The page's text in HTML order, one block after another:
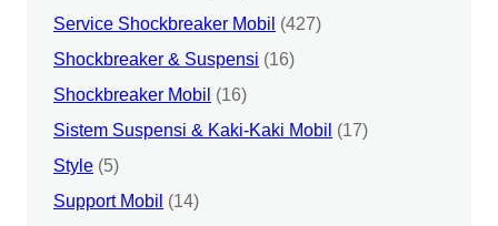
Service Shockbreaker Mobil (427)
Shockbreaker & Suspensi (16)
Shockbreaker Mobil (16)
Sistem Suspensi & Kaki-Kaki Mobil (17)
Style (5)
Support Mobil (14)